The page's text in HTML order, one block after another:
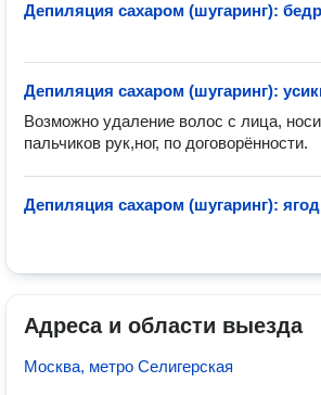
Депиляция сахаром (шугаринг):
Депиляция сахаром (шугаринг):
Возможно удаление волос с лица,
пальчиков рук,ног, по договорённости.
Депиляция сахаром (шугаринг):
Адреса и области выезда
Москва, метро Селигерская